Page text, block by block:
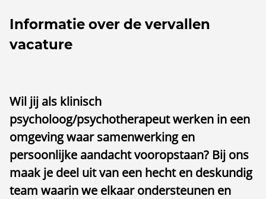
Informatie over de vervallen
vacature
Wil jij als klinisch
psycholoog/psychotherapeut werken in een
omgeving waar samenwerking en
persoonlijke aandacht vooropstaan? Bij ons
maak je deel uit van een hecht en deskundig
team waarin we elkaar ondersteunen en